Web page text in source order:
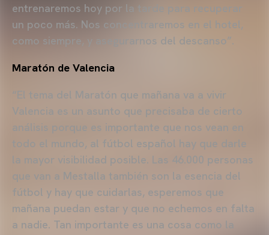
entrenaremos hoy por la tarde para recuperar
un poco más. Nos concentraremos en el hotel,
como siempre, y asegurarnos del descanso”.
Maratón de Valencia
“El tema del Maratón que mañana va a vivir
Valencia es un asunto que precisaba de cierto
análisis porque es importante que nos vean en
todo el mundo, al fútbol español hay que darle
la mayor visibilidad posible. Las 46.000 personas
que van a Mestalla también son la esencia del
fútbol y hay que cuidarlas, esperemos que
mañana puedan estar y que no echemos en falta
a nadie. Tan importante es una cosa como la